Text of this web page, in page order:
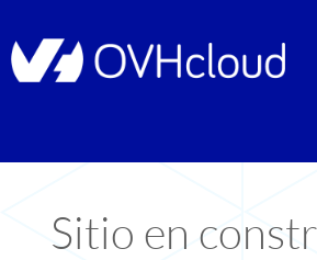
Sitio en